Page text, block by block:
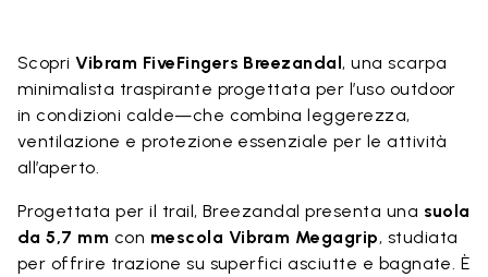
ScopriVibram FiveFingers Breezandal, una scarpa
minimalista traspirante progettata per l’uso outdoor
in condizioni calde—che combina leggerezza,
ventilazione e protezione essenziale per le attività
all’aperto.
Progettata per il trail, Breezandal presenta una suola
da 5,7 mm con mescola Vibram Megagrip, studiata
per offrire trazione su superfici asciutte e bagnate. È